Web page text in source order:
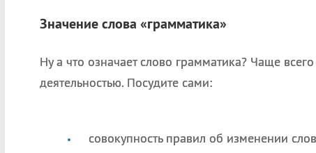
Значение слова «грамматика»
Ну а что означает слово грамматика? Чаще
деятельностью. Посудите сами:
совокупность правил об изменении